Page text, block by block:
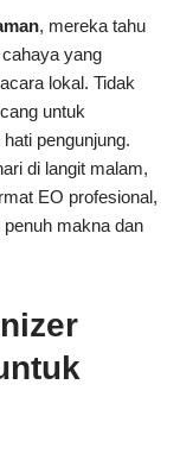
, mereka tahu
yang
lokal. Tidak
untuk
pengunjung.
di langit malam,
EO profesional,
makna dan